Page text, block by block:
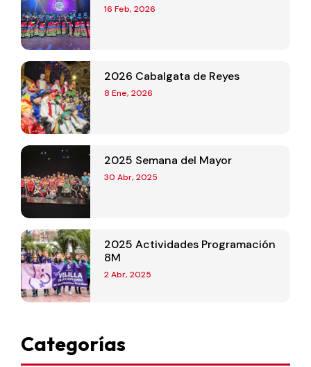
16 Feb, 2026
2026 Cabalgata de Reyes
8 Ene, 2026
2025 Semana del Mayor
30 Abr, 2025
2025 Actividades Programación
8M
2 Abr, 2025
Categorías